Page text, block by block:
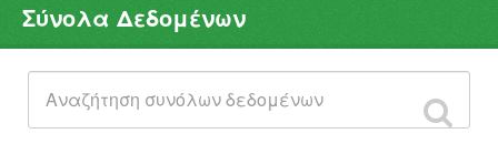
Σύνολα Δεδομένων
Φορείς
Ομάδες
Σχετικά
Σύνολα Δεδομένων